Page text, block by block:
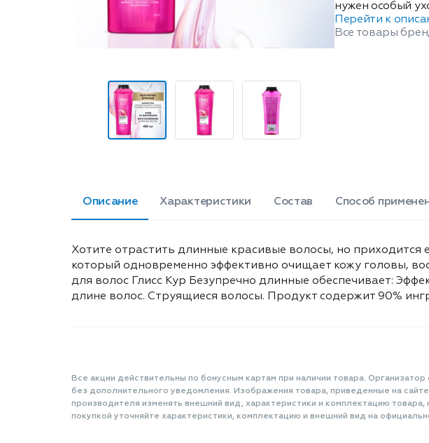
Silsesquiox
Tocopheryl
Ben zyl
нужен особый
одновременно
кожу головы,
Перейти к
Все товары
Описание Характеристики Состав Способ
Хотите отрастить длинные красивые волосы, но
который одновременно эффективно очищает кожу головы,
для волос Глисс Кур Безупречно длинные обеспечивает:
длине волос. Струящиеся волосы. Продукт содержит 90%
Все акции действительны по бонусным картам при наличии товара.
без дополнительного уведомления. Изображения товара, приведенные на
производителя изменять внешний вид, характеристики и комплектацию
покупкой уточняйте характеристики, комплектацию и внешний вид на